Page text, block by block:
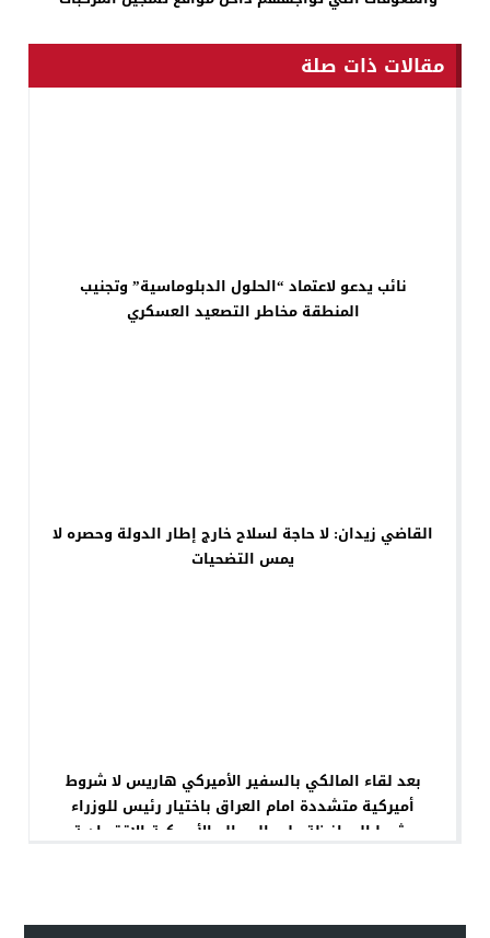
مقالات ذات صلة
نائب يدعو لاعتماد “الحلول الدبلوماسية” وتجنيب
المنطقة مخاطر التصعيد العسكري
القاضي زيدان: لا حاجة لسلاح خارج إطار الدولة وحصره لا
يمس التضحيات
بعد لقاء المالكي بالسفير الأميركي هاريس لا شروط
أميركية متشددة امام العراق باختيار رئيس للوزراء
بشرط المحافظة على المصالح الأمريكية الاقتصادية